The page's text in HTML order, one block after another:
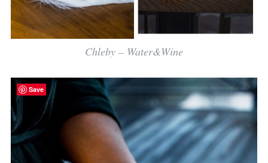
Chleby – Water&Wine
Save